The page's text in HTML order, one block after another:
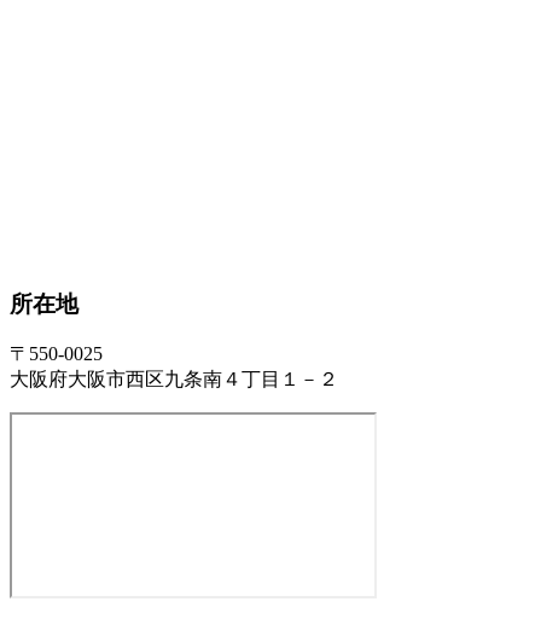
所在地
〒550-0025
大阪府大阪市西区九条南４丁目１－２